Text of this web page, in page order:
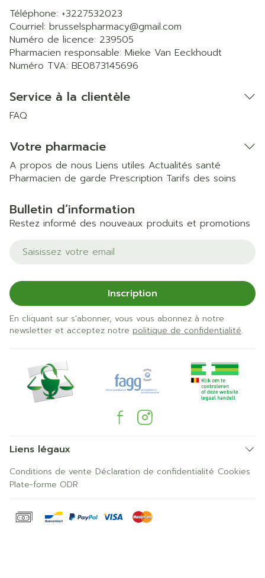
Téléphone: +3227532023
Courriel: brusselspharmacy@gmail.com
Numéro de licence: 239505
Pharmacien responsable: Mieke Van Eeckhoudt
Numéro TVA: BE0873145696
Service à la clientèle
FAQ
Votre pharmacie
A propos de nous Liens utiles Actualités santé
Pharmacien de garde Prescription Tarifs des soins
Bulletin d’information
Restez informé des nouveaux produits et promotions
Adresse mail
Inscription
En cliquant sur s'abonner, vous vous abonnez à notre
newsletter et acceptez notre politique de confidentialité.
Liens légaux
Conditions de vente Déclaration de confidentialité Cookies
Plate-forme ODR